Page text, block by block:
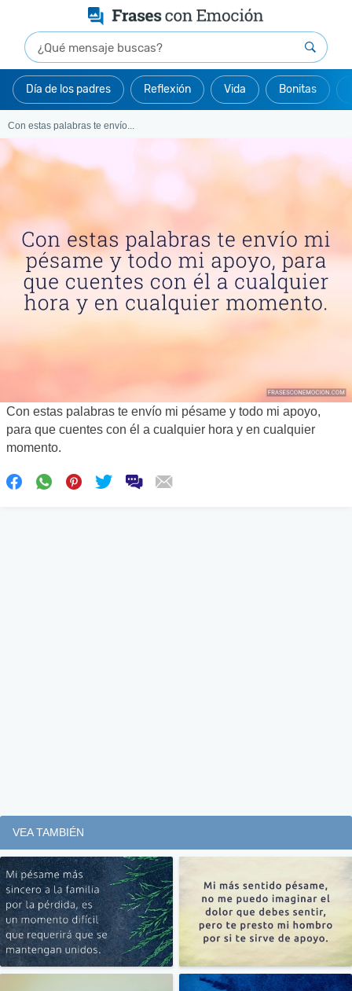
Día de los padres Reflexión Vida Bonitas
Con estas palabras te envío...
Con estas palabras te envío mi pésame y todo mi apoyo,
para que cuentes con él a cualquier hora y en cualquier
momento.
VEA TAMBIÉN